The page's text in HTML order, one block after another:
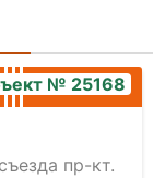
№ 25168
пр-кт.